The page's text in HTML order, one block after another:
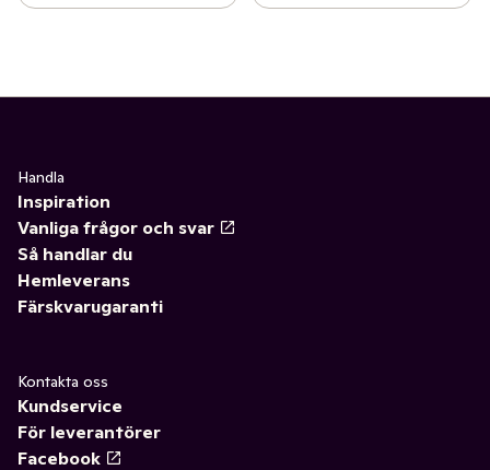
Handla
Inspiration
Vanliga frågor och svar
Så handlar du
Hemleverans
Färskvarugaranti
Kontakta oss
Kundservice
För leverantörer
Facebook